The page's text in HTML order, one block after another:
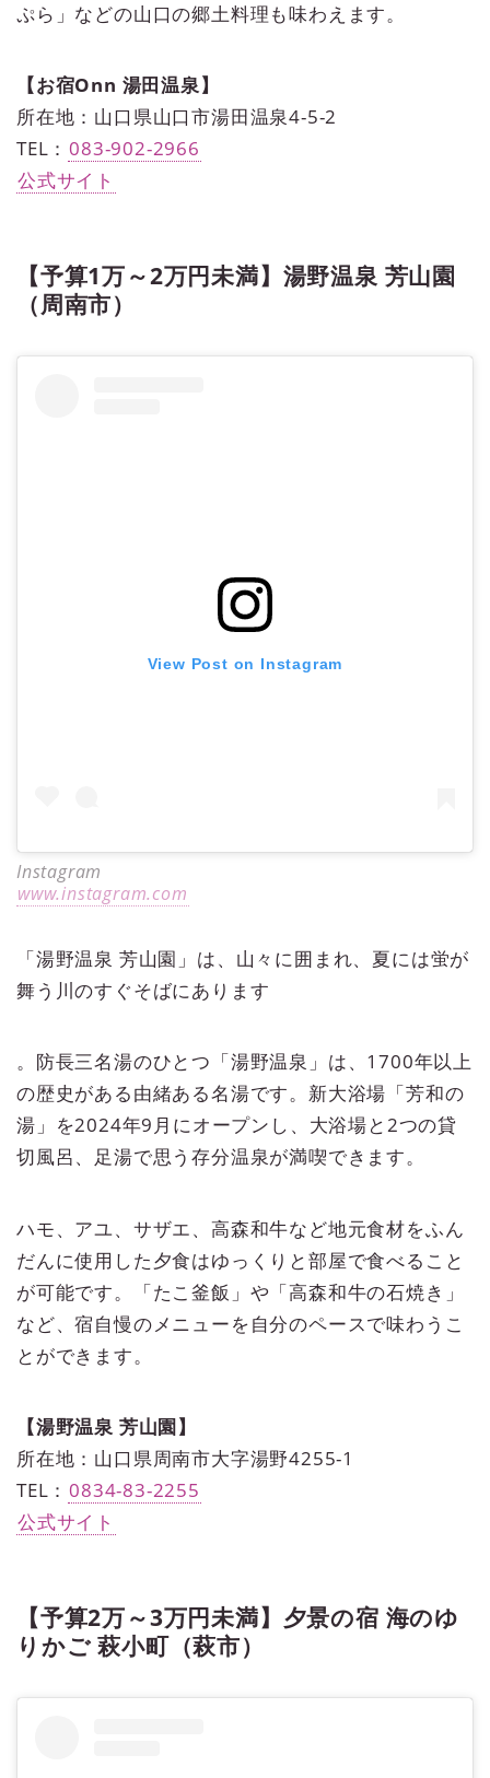
ぷら」などの山口の郷土料理も味わえます。
【お宿Onn 湯田温泉】
所在地：山口県山口市湯田温泉4-5-2
TEL： 083-902-2966
公式サイト
【予算1万～2万円未満】湯野温泉 芳山園
（周南市）
View Post on Instagram
Instagram
www.instagram.com
「湯野温泉 芳山園」は、山々に囲まれ、夏には蛍が
舞う川のすぐそばにあります
。防長三名湯のひとつ「湯野温泉」は、1700年以上
の歴史がある由緒ある名湯です。新大浴場「芳和の
湯」を2024年9月にオープンし、大浴場と2つの貸
切風呂、足湯で思う存分温泉が満喫できます。
ハモ、アユ、サザエ、高森和牛など地元食材をふん
だんに使用した夕食はゆっくりと部屋で食べること
が可能です。「たこ釜飯」や「高森和牛の石焼き」
など、宿自慢のメニューを自分のペースで味わうこ
とができます。
【湯野温泉 芳山園】
所在地：山口県周南市大字湯野4255-1
TEL： 0834-83-2255
公式サイト
【予算2万～3万円未満】夕景の宿 海のゆ
りかご 萩小町（萩市）